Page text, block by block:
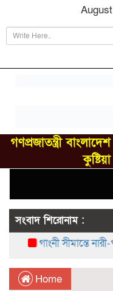
গণপ্রজাতন্ত্রী
সংবাদ শিরোনাম :
গাংনী সীমান্তে
Home